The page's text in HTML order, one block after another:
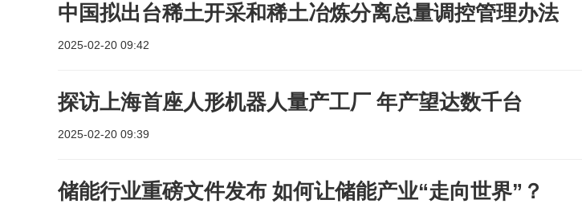
中国拟出台稀土开采和稀土冶炼分离总量调控管理办法
2025-02-20 09:42
探访上海首座人形机器人量产工厂 年产望达数千台
2025-02-20 09:39
储能行业重磅文件发布 如何让储能产业“走向世界”？